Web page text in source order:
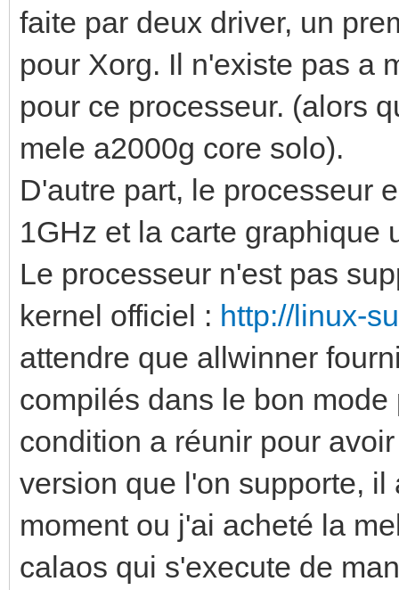
faite par deux driver, un
pour Xorg. Il n'existe pas a
pour ce processeur. (alors
mele a2000g core solo).
D'autre part, le processeur
1GHz et la carte graphique
Le processeur n'est pas
kernel officiel : http://linux-
attendre que allwinner
compilés dans le bon
condition a réunir pour
version que l'on supporte,
moment ou j'ai acheté la
calaos qui s'execute de